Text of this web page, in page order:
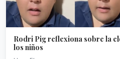
Rodri Pig reflexiona sobre la
los niños